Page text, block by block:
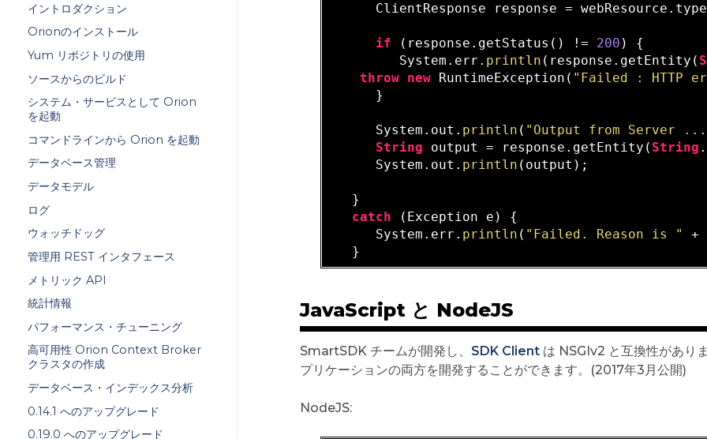
イントロダクション
Orionのインストール
Yum リポジトリの使用
ソースからのビルド
システム・サービスとして Orion
を起動
コマンドラインから Orion を起動
データベース管理
データモデル
ログ
ウォッチドッグ
管理用 REST インタフェース
メトリック API
統計情報
パフォーマンス・チューニング
高可用性 Orion Context Broker
クラスタの作成
データベース・インデックス分析
0.14.1 へのアップグレード
0.19.0 へのアップグレード
ClientResponse response =
if (response.getStatus() != 200 ) {
         System.err.
println (response.getEntity(
throw new RuntimeException( "Failed : HTTP
      }
      System.out.
println ( "Output from Server
String output = response.getEntity( String
      System.out.
println (output);
   }
catch (Exception e) {
      System.err.
println ( "Failed. Reason is "
+
JavaScript と NodeJS
SmartSDK チームが開発し、 SDK Clientは NSGIv2 と互換性があり
プリケーションの両方を開発することができます。(2017年3月公開)
NodeJS: